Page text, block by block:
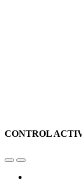
CONTROL